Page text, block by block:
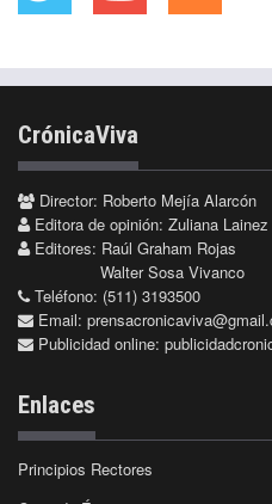
CrónicaViva
Director: Roberto Mejía Alarcón
Editora de opinión: Zuliana
Editores: Raúl Graham Rojas
Walter Sosa Vivanco
Teléfono: (511) 3193500
Email:
Publicidad online:
Enlaces
Principios Rectores